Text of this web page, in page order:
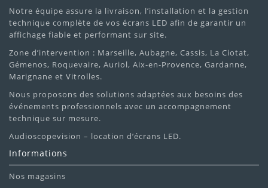
Notre équipe assure la livraison, l’installation et la gestion
technique complète de vos écrans LED afin de garantir un
affichage fiable et performant sur site.
Zone d’intervention : Marseille, Aubagne, Cassis, La Ciotat,
Gémenos, Roquevaire, Auriol, Aix-en-Provence, Gardanne,
Marignane et Vitrolles.
Nous proposons des solutions adaptées aux besoins des
événements professionnels avec un accompagnement
technique sur mesure.
Audioscopevision – location d’écrans LED.
Informations
Nos magasins